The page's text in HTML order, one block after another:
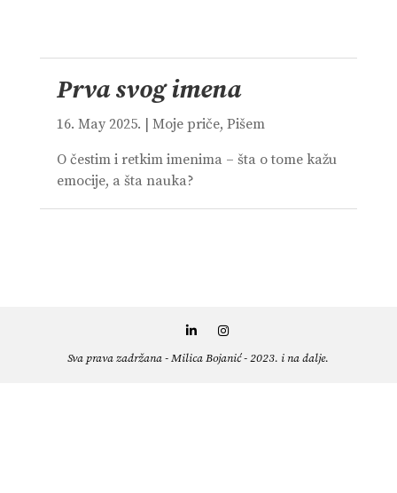
Prva svog imena
16. May 2025. Moje priče, Pišem
O čestim i retkim imenima – šta o tome kažu
emocije, a šta nauka?
Sva prava zadržana - Milica Bojanić - 2023. i na dalje.